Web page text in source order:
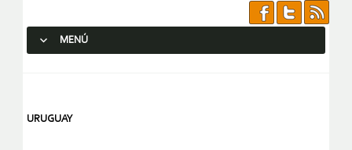
MENÚ
URUGUAY